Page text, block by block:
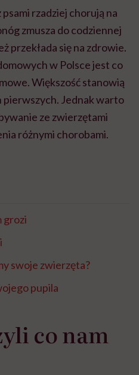
rzadziej chorują na
zmusza do codziennej
przekłada się na zdrowie.
w Polsce jest co
Większość stanowią
pierwszych. Jednak warto
ze zwierzętami
różnymi chorobami.
grozi
swoje zwierzęta?
pupila
co nam